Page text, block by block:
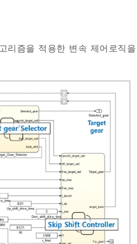
리즘을 적용한 변속 제어로직